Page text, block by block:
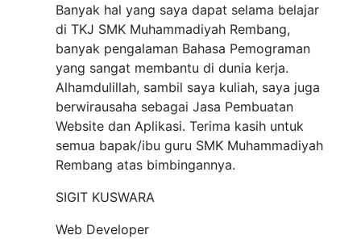
Banyak hal yang saya dapat selama belajar
di TKJ SMK Muhammadiyah Rembang,
banyak pengalaman Bahasa Pemograman
yang sangat membantu di dunia kerja.
Alhamdulillah, sambil saya kuliah, saya juga
berwirausaha sebagai Jasa Pembuatan
Website dan Aplikasi. Terima kasih untuk
semua bapak/ibu guru SMK Muhammadiyah
Rembang atas bimbingannya.
SIGIT KUSWARA
Web Developer